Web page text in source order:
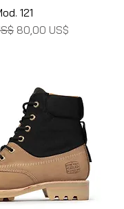
121
Precio de oferta
80,00 US$